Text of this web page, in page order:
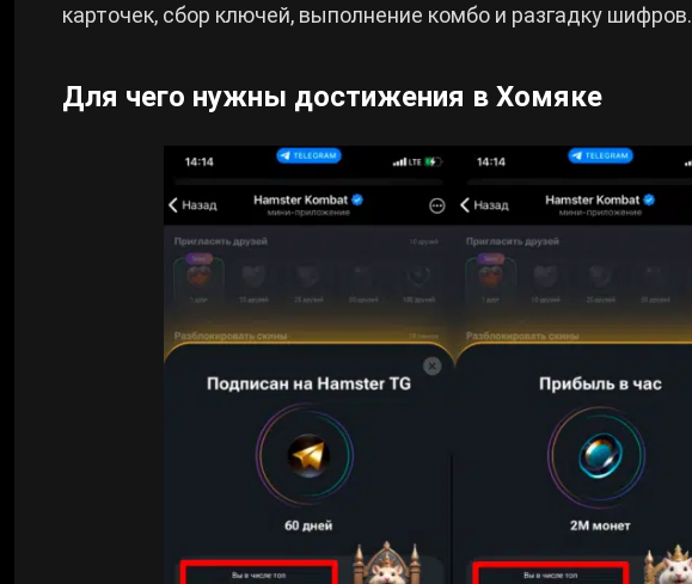
карточек, сбор ключей, выполнение комбо и разгадку шифров.
Для чего нужны достижения в Хомяке